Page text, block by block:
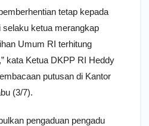
tetap kepada
selaku ketua merangkap
Umum RI terhitung
kata Ketua DKPP RI Heddy
putusan di Kantor
(3/7).
pengaduan pengadu